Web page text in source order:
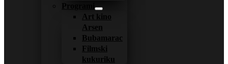
Programi
Art kino
Arsen
Bubamarac
Filmski
kukuriku